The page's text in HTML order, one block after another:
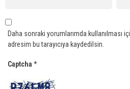
Daha sonraki yorumlarımda kullanılması
adresim bu tarayıcıya kaydedilsin.
Captcha *